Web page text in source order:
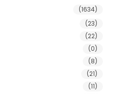
(1634)
(23)
(22)
(0)
(8)
(21)
(11)